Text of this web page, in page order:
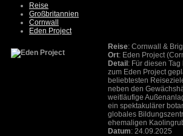
Reise
Großbritannien
Cornwall
Eden Project
Reise: Cornwall &
Ort: Eden Project
Detail: Für diesen
zum Eden Project
beliebtesten
neben den
weitläufige
ein spektakulärer
globales
ehemaligen
Datum: 24.09.2025